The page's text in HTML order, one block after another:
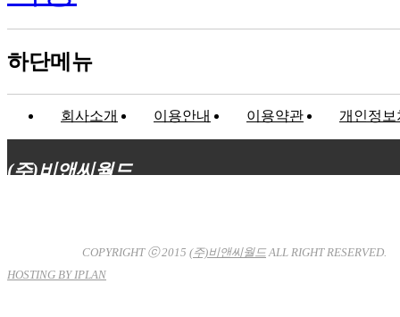
하단메뉴
회사소개 이용안내 이용약관 개인정보
(주)비앤씨월드
COPYRIGHT ⓒ 2015 (주)비앤씨월드ALL RIGHT RESERVED.
HOSTING BY IPLAN